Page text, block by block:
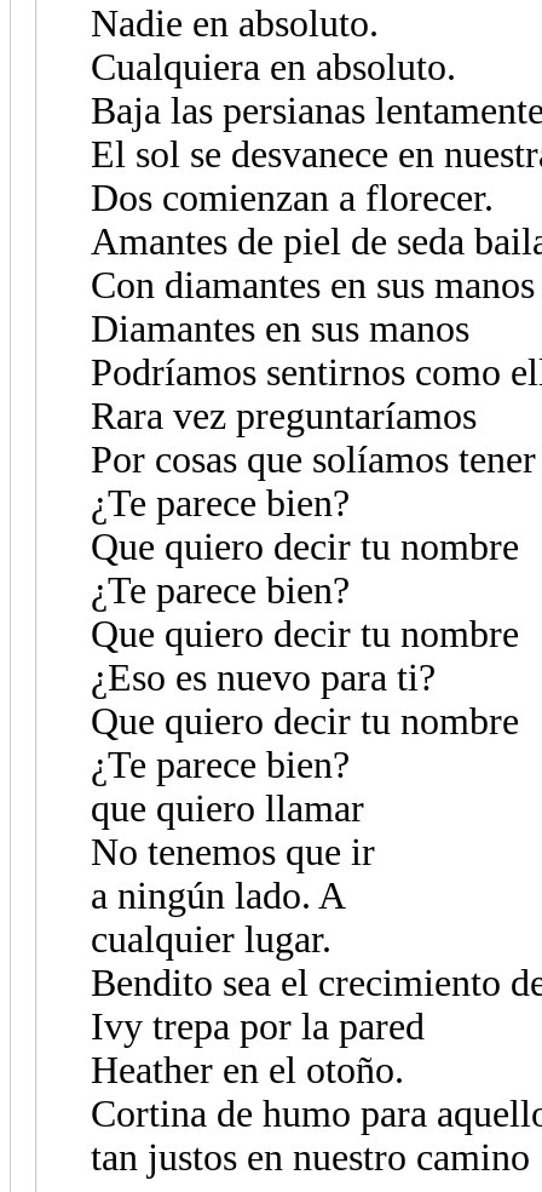
Nadie en absoluto.
Cualquiera en absoluto.
Baja las persianas
El sol se desvanece en
Dos comienzan a florecer.
Amantes de piel de seda
Con diamantes en sus manos
Diamantes en sus manos
Podríamos sentirnos como
Rara vez preguntaríamos
Por cosas que solíamos tener
¿Te parece bien?
Que quiero decir tu nombre
¿Te parece bien?
Que quiero decir tu nombre
¿Eso es nuevo para ti?
Que quiero decir tu nombre
¿Te parece bien?
que quiero llamar
No tenemos que ir
a ningún lado. A
cualquier lugar.
Bendito sea el crecimiento
Ivy trepa por la pared
Heather en el otoño.
Cortina de humo para
tan justos en nuestro camino